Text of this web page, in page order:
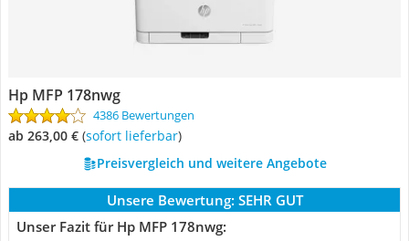
Hp MFP 178nwg
4386 Bewertungen
ab 263,00 € ( Sofort lieferbar)
Preisvergleich und weitere Angebote
Unsere Bewertung: SEHR GUT
Unser Fazit für Hp MFP 178nwg: